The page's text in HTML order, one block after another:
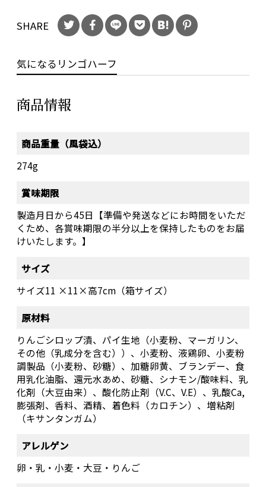
SHARE
気になるリンゴハーフ
商品情報
商品重量（風袋込）
274g
賞味期限
製造月日から45日【準備や発送などにお時間をいただ
くため、各賞味期限の半分以上を保持したものをお届
けいたします。】
サイズ
サイズ11 ×11×高7cm（箱サイズ）
原材料
りんごシロップ漬、パイ生地（小麦粉、マーガリン、
その他（乳成分を含む））、小麦粉、液鶏卵、小麦粉
調製品（小麦粉、砂糖）、加糖卵黄、ブランデー、食
用乳化油脂、還元水あめ、砂糖、シナモン/酸味料、乳
化剤（大豆由来）、酸化防止剤（V.C、V.E）、乳酸Ca,
膨張剤、香料、酒精、着色料（カロチン）、増粘剤
（キサンタンガム）
アレルゲン
卵・乳・小麦・大豆・りんご